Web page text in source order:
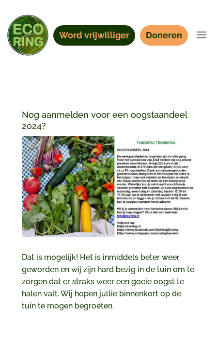
Word vrijwilliger Doneren
Nog aanmelden voor een oogstaandeel
2024?
Dat is mogelijk! Het is inmiddels beter weer
geworden en wij zijn hard bezig in de tuin om te
zorgen dat er straks weer een goeie oogst te
halen valt. Wij hopen jullie binnenkort op de
tuin te mogen begroeten.